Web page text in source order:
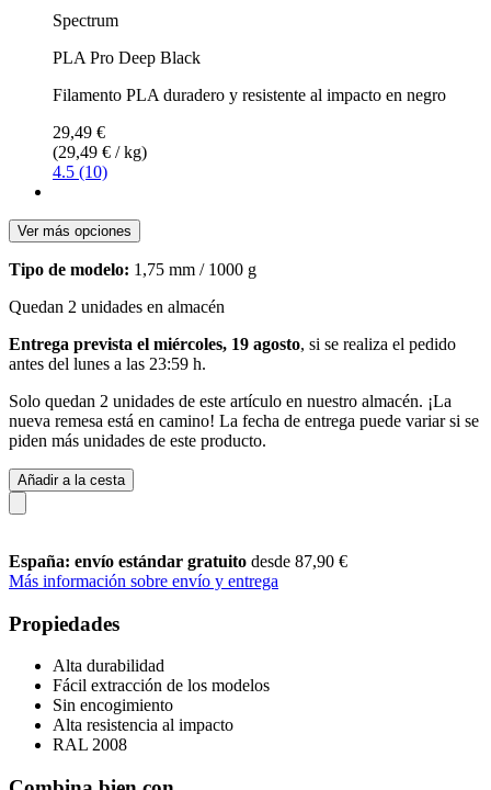
Spectrum
PLA Pro Deep Black
Filamento PLA duradero y resistente al impacto en negro
29,49 €
(29,49 € / kg)
4.5 (10)
Ver más opciones
Tipo de modelo: 1,75 mm / 1000 g
Quedan 2 unidades en almacén
Entrega prevista el miércoles, 19 agosto, si se realiza el pedido
antes del lunes a las 23:59 h.
Solo quedan 2 unidades de este artículo en nuestro almacén. ¡La
nueva remesa está en camino! La fecha de entrega puede variar si se
piden más unidades de este producto.
Añadir a la cesta
España: envío estándar gratuito desde 87,90 €
Más información sobre envío y entrega
Propiedades
Alta durabilidad
Fácil extracción de los modelos
Sin encogimiento
Alta resistencia al impacto
RAL 2008